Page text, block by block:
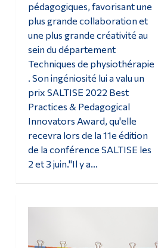
pédagogiques, favorisant une
plus grande collaboration et
une plus grande créativité au
sein du département
Techniques de physiothérapie
. Son ingéniosité lui a valu un
prix SALTISE 2022 Best
Practices & Pedagogical
Innovators Award, qu'elle
recevra lors de la 11e édition
de la conférence SALTISE les
2 et 3 juin."Il y a...